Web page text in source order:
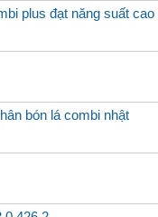
plus đạt năng suất cao
bón lá combi nhật